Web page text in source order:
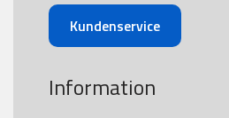
Kundenservice
Information